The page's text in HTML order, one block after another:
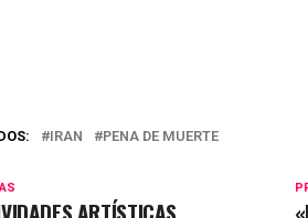
IRAN PENA DE MUERTE